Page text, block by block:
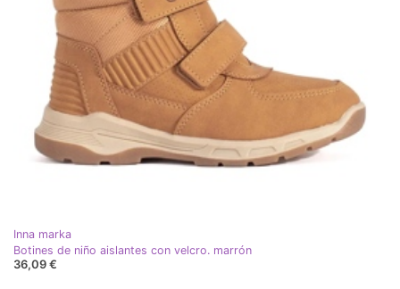
Inna marka
Botines de niño aislantes con velcro. marrón
36,09 €